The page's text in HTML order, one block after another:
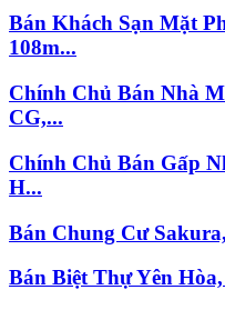
Bán Khách Sạn Mặt
108m...
Chính Chủ Bán Nhà
CG,...
Chính Chủ Bán Gấp
H...
Bán Chung Cư
Bán Biệt Thự Yên